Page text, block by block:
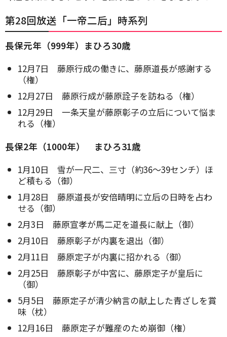
第28回放送「一帝二后」時系列
長保元年（999年）まひろ30歳
12月7日 藤原行成の働きに、藤原道長が感謝する
（権）
12月27日 藤原行成が藤原詮子を訪ねる（権）
12月29日 一条天皇が藤原彰子の立后について悩ま
れる（権）
長保2年（1000年） まひろ31歳
1月10日 雪が一尺二、三寸（約36～39センチ）ほ
ど積もる（御）
1月28日 藤原道長が安倍晴明に立后の日時を占わ
せる（御）
2月3日 藤原宣孝が馬二疋を道長に献上（御）
2月10日 藤原彰子が内裏を退出（御）
2月11日 藤原定子が内裏に招かれる（御）
2月25日 藤原彰子が中宮に、藤原定子が皇后に
（御）
5月5日 藤原定子が清少納言の献上した青ざしを賞
味（枕）
12月16日 藤原定子が難産のため崩御（権）